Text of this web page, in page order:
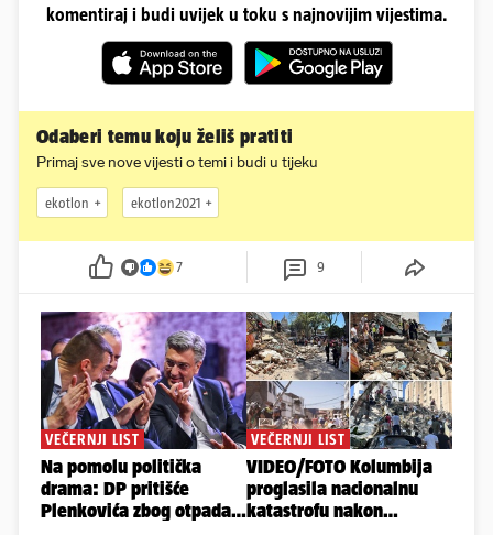
komentiraj i budi uvijek u toku s najnovijim vijestima.
Odaberi temu koju želiš pratiti
Primaj sve nove vijesti o temi i budi u tijeku
ekotlon ekotlon2021
7 9